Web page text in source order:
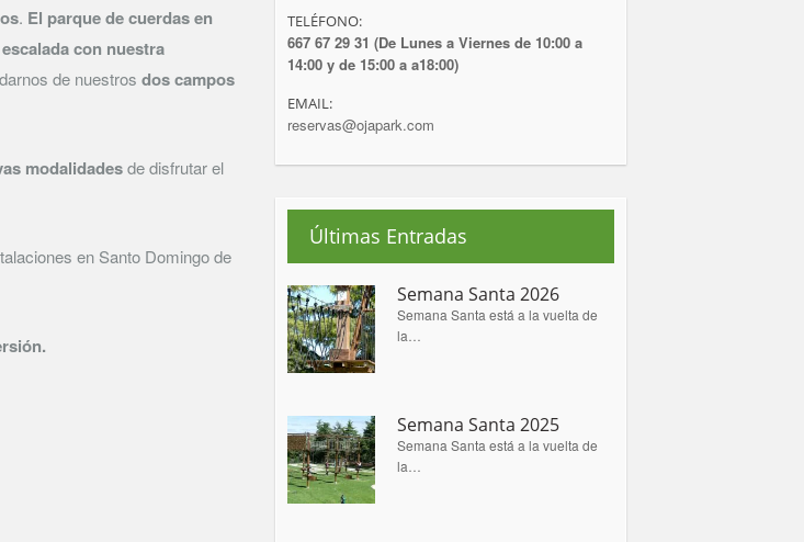
. El parque de cuerdas en
con nuestra
de nuestros dos campos
modalidadesde disfrutar el
en Santo Domingo de
TELÉFONO:
667 67 29 31 (De Lunes a Viernes de 10:00 a
14:00 y de 15:00 a a18:00)
EMAIL:
reservas@ojapark.com
Últimas Entradas
Semana Santa 2026
Semana Santa está a la vuelta de
la…
Semana Santa 2025
Semana Santa está a la vuelta de
la…